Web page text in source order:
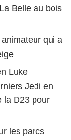
La Belle au bois
animateur qui a
Luke
Jedi en
la D23 pour
les parcs